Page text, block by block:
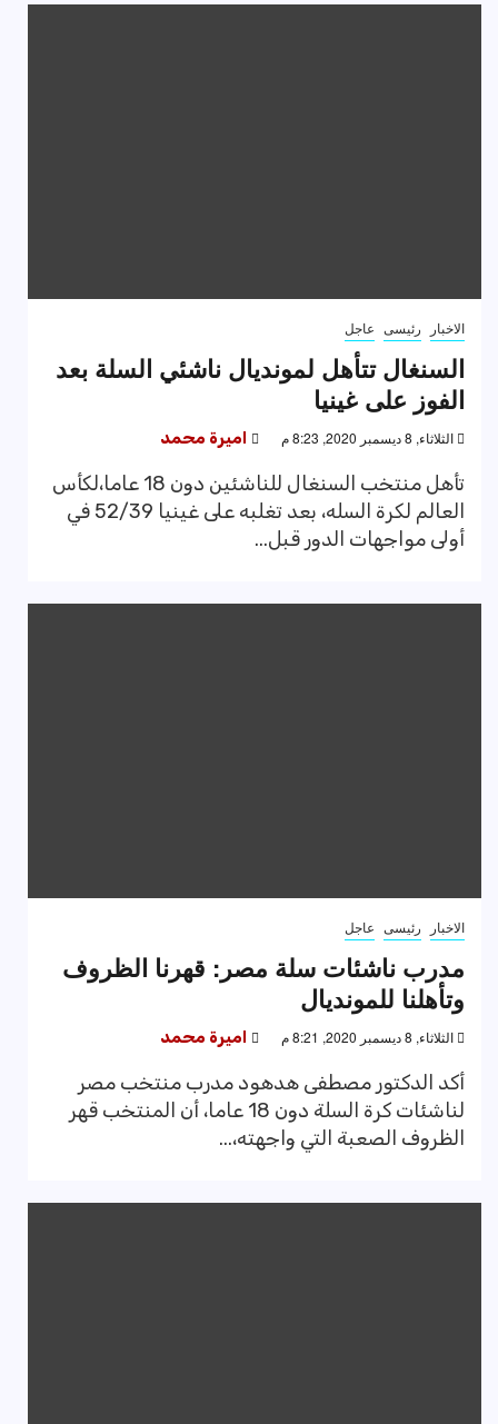
الاخبار رئيسى عاجل
السنغال تتأهل لمونديال ناشئي السلة بعد
الفوز على غينيا
الثلاثاء, 8 ديسمبر 2020, 8:23 م اميرة محمد
تأهل منتخب السنغال للناشئين دون 18 عاما،لكأس
العالم لكرة السله، بعد تغلبه على غينيا 52/39 في
أولى مواجهات الدور قبل...
الاخبار رئيسى عاجل
مدرب ناشئات سلة مصر: قهرنا الظروف
وتأهلنا للمونديال
الثلاثاء, 8 ديسمبر 2020, 8:21 م اميرة محمد
أكد الدكتور مصطفى هدهود مدرب منتخب مصر
لناشئات كرة السلة دون 18 عاما، أن المنتخب قهر
الظروف الصعبة التي واجهته،...